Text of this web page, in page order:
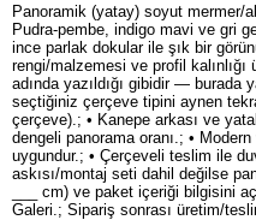
Panoramik (yatay) soyut mermer/
Pudra-pembe, indigo mavi ve gri
ince parlak dokular ile şık bir
rengi/malzemesi ve profil
adında yazıldığı gibidir — burada
seçtiğiniz çerçeve tipini aynen
çerçeve).; • Kanepe arkası ve
dengeli panorama oranı.; •
uygundur.; • Çerçeveli teslim ile
askısı/montaj seti dahil değilse
___ cm) ve paket içeriği bilgisini
Galeri.; Sipariş sonrası üretim/